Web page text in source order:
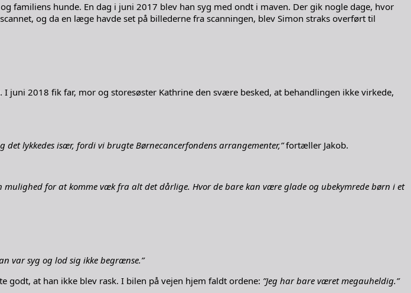
familiens hunde. En dag i juni 2017 blev han syg med ondt i maven. Der gik nogle dage, hvor
og da en læge havde set på billederne fra scanningen, blev Simon straks overført til
2018 fik far, mor og storesøster Kathrine den svære besked, at behandlingen ikke virkede,
lykkedes især, fordi vi brugte Børnecancerfondens arrangementer,”fortæller Jakob.
for at komme væk fra alt det dårlige. Hvor de bare kan være glade og ubekymrede børn i et
var syg og lod sig ikke begrænse.”
godt, at han ikke blev rask. I bilen på vejen hjem faldt ordene: ”Jeg har bare været megauheldig.”